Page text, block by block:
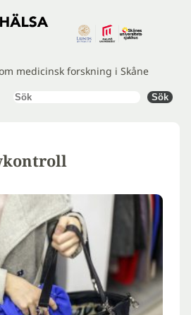
medicinsk forskning i Skåne
Sök Sök